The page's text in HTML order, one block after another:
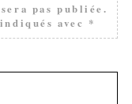
pas publiée.
avec *